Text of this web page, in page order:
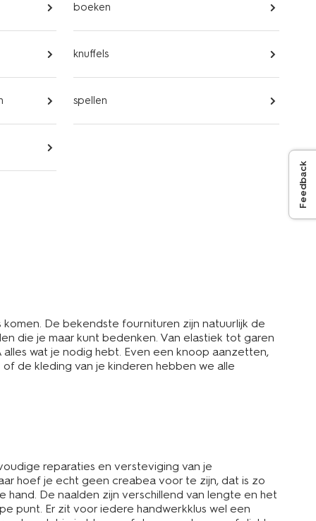
Feedback
boeken
knuffels
spellen
De bekendste fournituren zijn natuurlijk de
die je maar kunt bedenken. Van elastiek tot garen
wat je nodig hebt. Even een knoop aanzetten,
de kleding van je kinderen hebben we alle
reparaties en versteviging van je
hoef je echt geen creabea voor te zijn, dat is zo
De naalden zijn verschillend van lengte en het
punt. Er zit voor iedere handwerkklus wel een